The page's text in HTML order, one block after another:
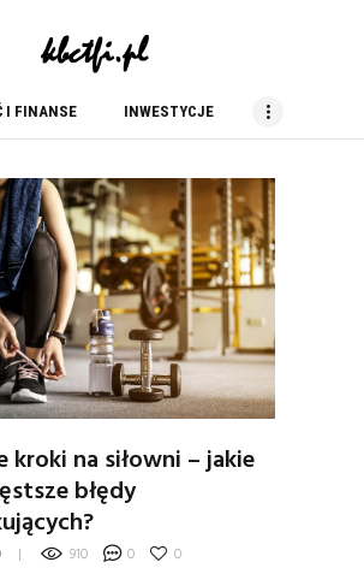
I FINANSE INWESTYCJE
kbc tfi
blog finansowy
kroki na siłowni – jakie
błędy
910 0 0